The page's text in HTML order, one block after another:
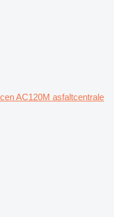
AC120M asfaltcentrale